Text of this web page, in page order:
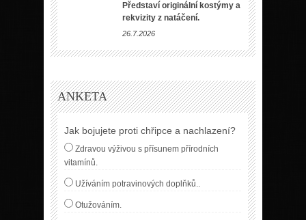
Představí originální kostýmy a
rekvizity z natáčení.
26.7.2026
ANKETA
Jak bojujete proti chřipce a nachlazení?
Zdravou výživou s přísunem přírodních
vitamínů.
Užíváním potravinových doplňků..
Otužováním.